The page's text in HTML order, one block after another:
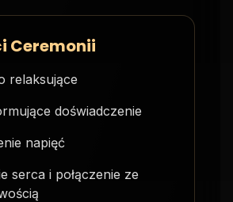
Ceremonii
relaksujące
doświadczenie
napięć
serca i połączenie ze